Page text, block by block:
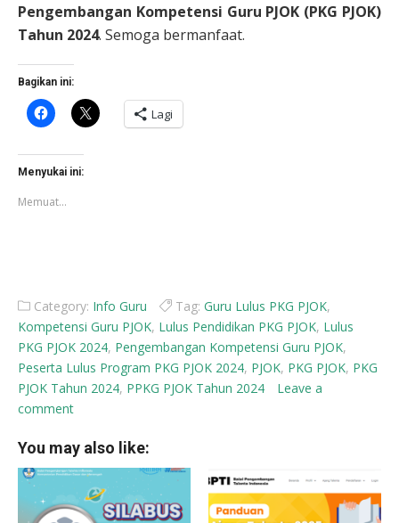
Pengembangan Kompetensi Guru PJOK (PKG PJOK)
Tahun 2024. Semoga bermanfaat.
Bagikan ini:
Klik
untuk
Facebook(Membuka
di
jendela
baru)
Klik
untuk
berbagi
Lagi
Menyukai ini:
Memuat...
Category: Info Guru Tag: Guru Lulus PKG PJOK,
Kompetensi Guru PJOK, Lulus Pendidikan PKG PJOK, Lulus
PKG PJOK 2024, Pengembangan Kompetensi Guru PJOK,
Peserta Lulus Program PKG PJOK 2024, PJOK, PKG PJOK, PKG
PJOK Tahun 2024, PPKG PJOK Tahun 2024
Leave a
comment
You may also like: